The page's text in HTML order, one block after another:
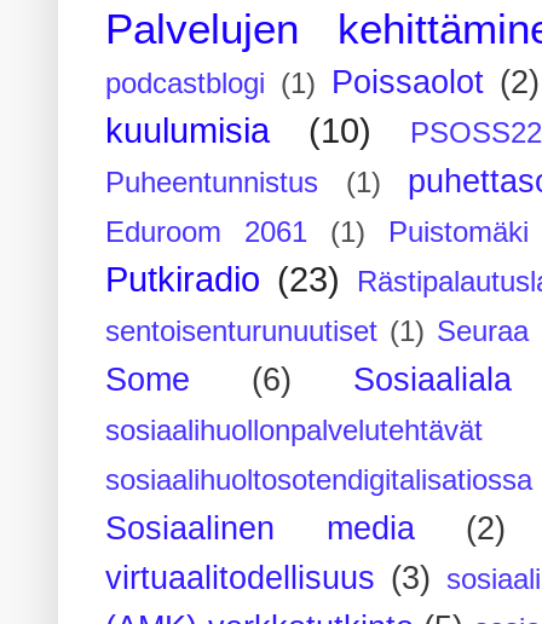
Palvelujen
podcastblogi (1) Poissaolot (2)
kuulumisia (10)
Puheentunnistus
(1)
Eduroom 2061 (1)
Putkiradio (23)
sentoisenturunuutiset (1) Seuraa
Some (6) Sosiaaliala
sosiaalihuollonpalvelutehtävät
sosiaalihuoltosotendigitalisatiossa
Sosiaalinen media
(2)
virtuaalitodellisuus (3)